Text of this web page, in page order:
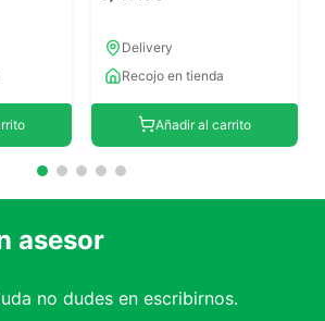
Delivery
Recojo en tienda
Añadir al carrito
asesor
no dudes en escribirnos.